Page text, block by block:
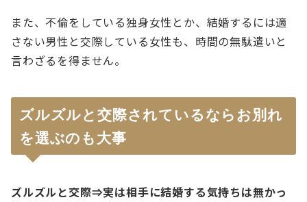
また、不倫をしている独身女性とか、結婚するには適
さない男性と交際している女性も、時間の無駄遣いと
言わざるを得ません。
ズルズルと交際されているならお別れ
を選ぶのも大事
ズルズルと交際⇒実は相手に結婚する気持ちは無かっ